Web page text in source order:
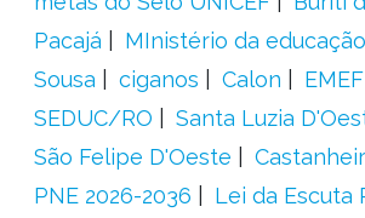
Pacajá
MInistério da educação
Sousa
ciganos Calon
SEDUC/RO
Santa Luzia
São Felipe D'Oeste
PNE 2026-2036
Lei da Escuta